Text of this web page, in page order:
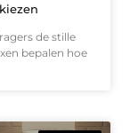
de stille
bepalen hoe